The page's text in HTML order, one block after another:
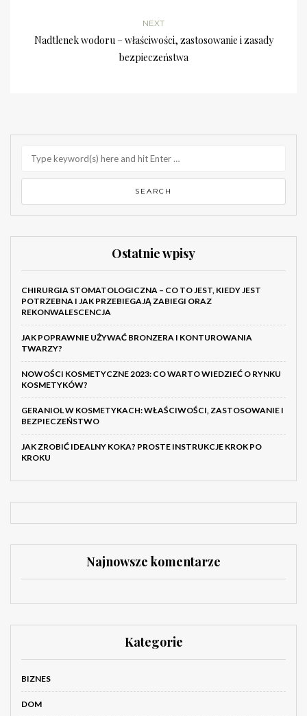
NEXT
Nadtlenek wodoru – właściwości, zastosowanie i zasady
bezpieczeństwa
Ostatnie wpisy
CHIRURGIA STOMATOLOGICZNA – CO TO JEST, KIEDY JEST
POTRZEBNA I JAK PRZEBIEGAJĄ ZABIEGI ORAZ
REKONWALESCENCJA
JAK POPRAWNIE UŻYWAĆ BRONZERA I KONTUROWANIA
TWARZY?
NOWOŚCI KOSMETYCZNE 2023: CO WARTO WIEDZIEĆ O RYNKU
KOSMETYKÓW?
GERANIOL W KOSMETYKACH: WŁAŚCIWOŚCI, ZASTOSOWANIE I
BEZPIECZEŃSTWO
JAK ZROBIĆ IDEALNY KOKA? PROSTE INSTRUKCJE KROK PO
KROKU
Najnowsze komentarze
Kategorie
BIZNES
DOM